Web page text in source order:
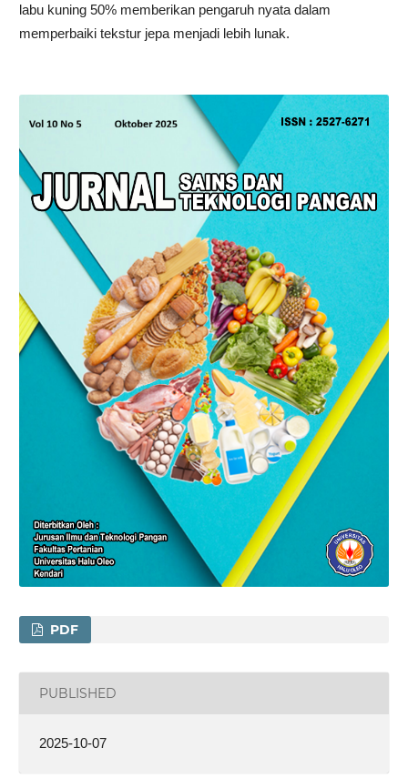
labu kuning 50% memberikan pengaruh nyata dalam
memperbaiki tekstur jepa menjadi lebih lunak.
PDF
PUBLISHED
2025-10-07